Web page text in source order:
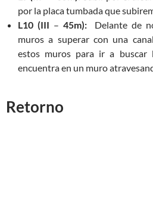
por la placa tumbada que
L10 (III – 45m): Delante de
muros a superar con una
estos muros para ir a buscar
encuentra en un muro
Retorno